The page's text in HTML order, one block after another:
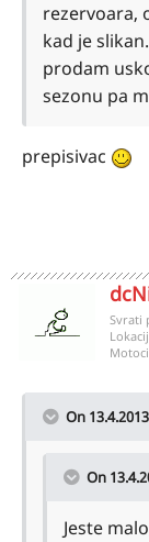
rezervoara,
kad je
prodam
sezonu pa
prepisivac
Svrati
On
On
Jeste